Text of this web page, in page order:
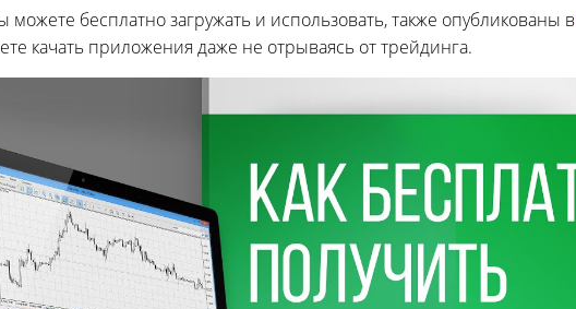
бесплатно загружать и использовать, также опубликованы в
качать приложения даже не отрываясь от трейдинга.